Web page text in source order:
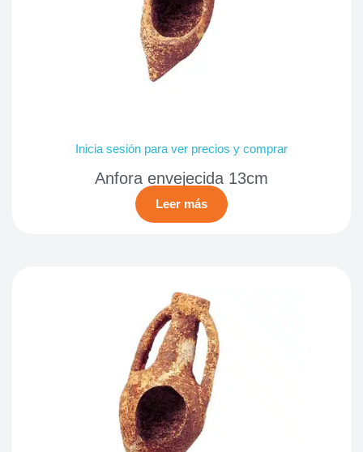
Inicia sesión para ver precios y comprar
Anfora envejecida 13cm
Leer más